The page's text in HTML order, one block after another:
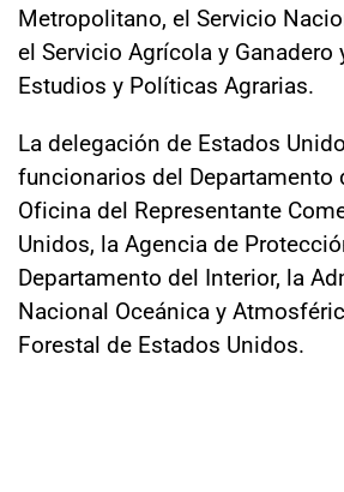
Metropolitano, el Servicio
el Servicio Agrícola y Ganadero
Estudios y Políticas Agrarias.
La delegación de Estados
funcionarios del Departamento
Oficina del Representante
Unidos, la Agencia de
Departamento del Interior, la
Nacional Oceánica y
Forestal de Estados Unidos.